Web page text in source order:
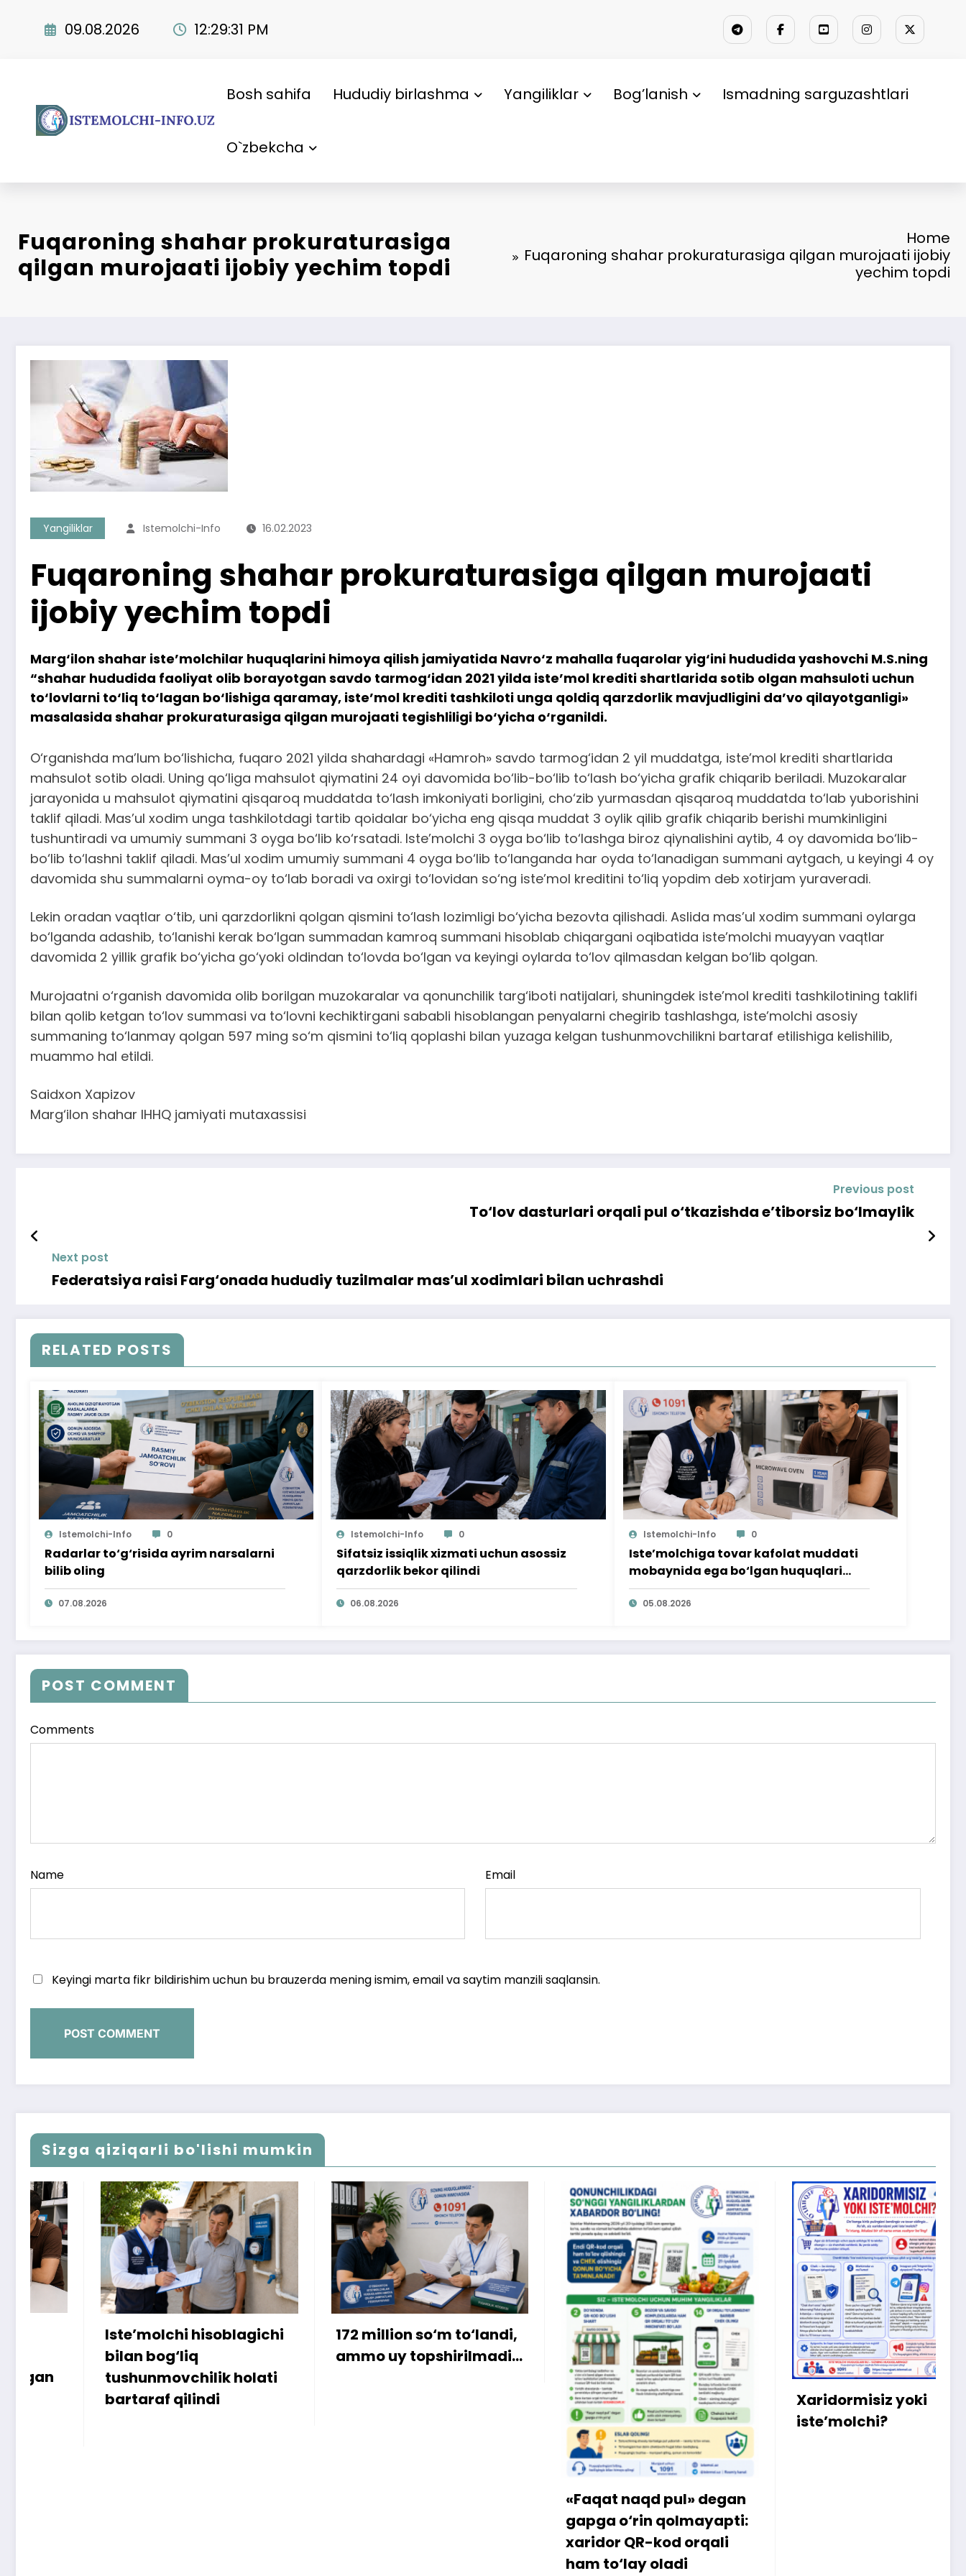
09.08.2026 12:29:32 PM
Bosh sahifa Hududiy birlashma Yangiliklar Bog’lanish Ismadning sarguzashtlari
O`zbekcha
Fuqaroning shahar prokuraturasiga
qilgan murojaati ijobiy yechim topdi
Home
Fuqaroning shahar prokuraturasiga qilgan murojaati ijobiy
yechim topdi
Yangiliklar Istemolchi-Info 16.02.2023
Fuqaroning shahar prokuraturasiga qilgan murojaati
ijobiy yechim topdi
Marg‘ilon shahar iste’molchilar huquqlarini himoya qilish jamiyatida Navro‘z mahalla fuqarolar yig‘ini hududida yashovchi M.S.ning
“shahar hududida faoliyat olib borayotgan savdo tarmog‘idan 2021 yilda iste’mol krediti shartlarida sotib olgan mahsuloti uchun
to‘lovlarni to‘liq to‘lagan bo‘lishiga qaramay, iste’mol krediti tashkiloti unga qoldiq qarzdorlik mavjudligini da’vo qilayotganligi»
masalasida shahar prokuraturasiga qilgan murojaati tegishliligi bo‘yicha o‘rganildi.
O‘rganishda ma’lum bo‘lishicha, fuqaro 2021 yilda shahardagi «Hamroh» savdo tarmog‘idan 2 yil muddatga, iste’mol krediti shartlarida
mahsulot sotib oladi. Uning qo‘liga mahsulot qiymatini 24 oyi davomida bo‘lib-bo‘lib to‘lash bo‘yicha grafik chiqarib beriladi. Muzokaralar
jarayonida u mahsulot qiymatini qisqaroq muddatda to‘lash imkoniyati borligini, cho‘zib yurmasdan qisqaroq muddatda to‘lab yuborishini
taklif qiladi. Mas’ul xodim unga tashkilotdagi tartib qoidalar bo‘yicha eng qisqa muddat 3 oylik qilib grafik chiqarib berishi mumkinligini
tushuntiradi va umumiy summani 3 oyga bo‘lib ko‘rsatadi. Iste’molchi 3 oyga bo‘lib to‘lashga biroz qiynalishini aytib, 4 oy davomida bo‘lib-
bo‘lib to‘lashni taklif qiladi. Mas’ul xodim umumiy summani 4 oyga bo‘lib to‘langanda har oyda to‘lanadigan summani aytgach, u keyingi 4 oy
davomida shu summalarni oyma-oy to‘lab boradi va oxirgi to‘lovidan so‘ng iste’mol kreditini to‘liq yopdim deb xotirjam yuraveradi.
Lekin oradan vaqtlar o‘tib, uni qarzdorlikni qolgan qismini to‘lash lozimligi bo‘yicha bezovta qilishadi. Aslida mas’ul xodim summani oylarga
bo‘lganda adashib, to‘lanishi kerak bo‘lgan summadan kamroq summani hisoblab chiqargani oqibatida iste’molchi muayyan vaqtlar
davomida 2 yillik grafik bo‘yicha go‘yoki oldindan to‘lovda bo‘lgan va keyingi oylarda to‘lov qilmasdan kelgan bo‘lib qolgan.
Murojaatni o‘rganish davomida olib borilgan muzokaralar va qonunchilik targ‘iboti natijalari, shuningdek iste’mol krediti tashkilotining taklifi
bilan qolib ketgan to‘lov summasi va to‘lovni kechiktirgani sababli hisoblangan penyalarni chegirib tashlashga, iste’molchi asosiy
summaning to‘lanmay qolgan 597 ming so‘m qismini to‘liq qoplashi bilan yuzaga kelgan tushunmovchilikni bartaraf etilishiga kelishilib,
muammo hal etildi.
Saidxon Xapizov
Marg‘ilon shahar IHHQ jamiyati mutaxassisi
Previous post
To‘lov dasturlari orqali pul o‘tkazishda e’tiborsiz bo‘lmaylik
Next post
Federatsiya raisi Farg‘onada hududiy tuzilmalar mas’ul xodimlari bilan uchrashdi
RELATED POSTS
Istemolchi-Info 0
Radarlar to‘g‘risida ayrim narsalarni
bilib oling
07.08.2026
Istemolchi-Info 0
Sifatsiz issiqlik xizmati uchun asossiz
qarzdorlik bekor qilindi
06.08.2026
Istemolchi-Info 0
Iste’molchiga tovar kafolat muddati
mobaynida ega bo‘lgan huquqlari
ta’minlab berildi
05.08.2026
POST COMMENT
Comments
Name Email
Keyingi marta fikr bildirishim uchun bu brauzerda mening ismim, email va saytim manzili saqlansin.
Sizga qiziqarli bo'lishi mumkin
Iste’molchi hisoblagichi
bilan bog‘liq
tushunmovchilik holati
bartaraf qilindi
172 million so‘m to‘landi,
ammo uy topshirilmadi…
«Faqat naqd pul» degan
gapga o‘rin qolmayapti:
xaridor QR-kod orqali
ham to‘lay oladi
Xaridormisiz yoki
iste’molchi?